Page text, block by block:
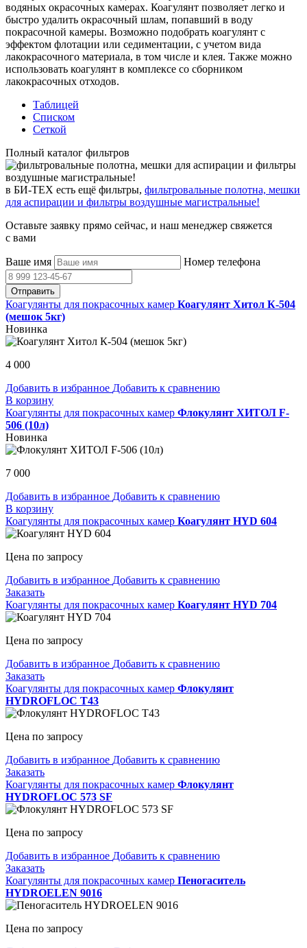
водяных окрасочных камерах. Коагулянт позволяет легко и
быстро удалить окрасочный шлам, попавший в воду
покрасочной камеры. Возможно подобрать коагулянт с
эффектом флотации или седиментации, с учетом вида
лакокрасочного материала, в том числе и клея. Также можно
использовать коагулянт в комплексе со сборником
лакокрасочных отходов.
Таблицей
Списком
Сеткой
Полный каталог фильтров
в БИ-ТЕХ есть ещё фильтры, фильтровальные полотна, мешки
для аспирации и фильтры воздушные магистральные!
Оставьте заявку прямо сейчас, и наш менеджер свяжется
с вами
Ваше имя Номер телефона
Отправить
Коагулянты для покрасочных камер Коагулянт Хитол К-504
(мешок 5кг)
Новинка
4 000
Добавить в избранное Добавить к сравнению
В корзину
Коагулянты для покрасочных камер Флокулянт ХИТОЛ F-
506 (10л)
Новинка
7 000
Добавить в избранное Добавить к сравнению
В корзину
Коагулянты для покрасочных камер Коагулянт HYD 604
Цена по запросу
Добавить в избранное Добавить к сравнению
Заказать
Коагулянты для покрасочных камер Коагулянт HYD 704
Цена по запросу
Добавить в избранное Добавить к сравнению
Заказать
Коагулянты для покрасочных камер Флокулянт
HYDROFLOC T43
Цена по запросу
Добавить в избранное Добавить к сравнению
Заказать
Коагулянты для покрасочных камер Флокулянт
HYDROFLOC 573 SF
Цена по запросу
Добавить в избранное Добавить к сравнению
Заказать
Коагулянты для покрасочных камер Пеногаситель
HYDROELEN 9016
Цена по запросу